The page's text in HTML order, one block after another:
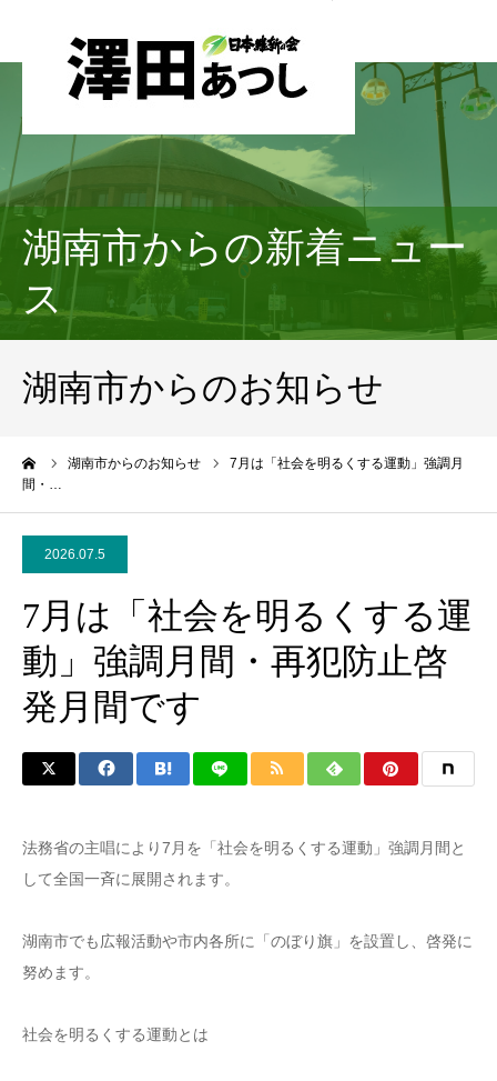
湖南市からの新着ニュー
ス
湖南市からのお知らせ
湖南市からのお知らせ
7月は「社会を明るくする運動」強調月
間・…
2026.07.5
7月は「社会を明るくする運
動」強調月間・再犯防止啓
発月間です
法務省の主唱により7月を「社会を明るくする運動」強調月間と
して全国一斉に展開されます。
湖南市でも広報活動や市内各所に「のぼり旗」を設置し、啓発に
努めます。
社会を明るくする運動とは